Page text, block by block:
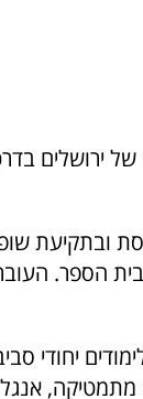
ירושלים
ובתקיעת
הספר.
יחודי
: מתמטיקה,